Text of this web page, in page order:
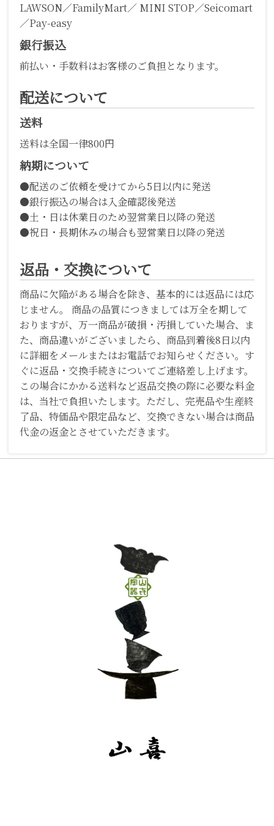
LAWSON／FamilyMart／ MINI STOP／Seicomart
／Pay-easy
銀行振込
前払い・手数料はお客様のご負担となります。
配送について
送料
送料は全国一律800円
納期について
●配送のご依頼を受けてから5日以内に発送
●銀行振込の場合は入金確認後発送
●土・日は休業日のため翌営業日以降の発送
●祝日・長期休みの場合も翌営業日以降の発送
返品・交換について
商品に欠陥がある場合を除き、基本的には返品には応
じません。 商品の品質につきましては万全を期して
おりますが、万一商品が破損・汚損していた場合、ま
た、商品違いがございましたら、商品到着後8日以内
に詳細をメールまたはお電話でお知らせください。す
ぐに返品・交換手続きについてご連絡差し上げます。
この場合にかかる送料など返品交換の際に必要な料金
は、当社で負担いたします。ただし、完売品や生産終
了品、特価品や限定品など、交換できない場合は商品
代金の返金とさせていただきます。